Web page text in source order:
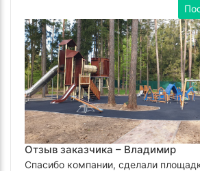
Отзыв заказчика – Владимир
Спасибо компании, сделали